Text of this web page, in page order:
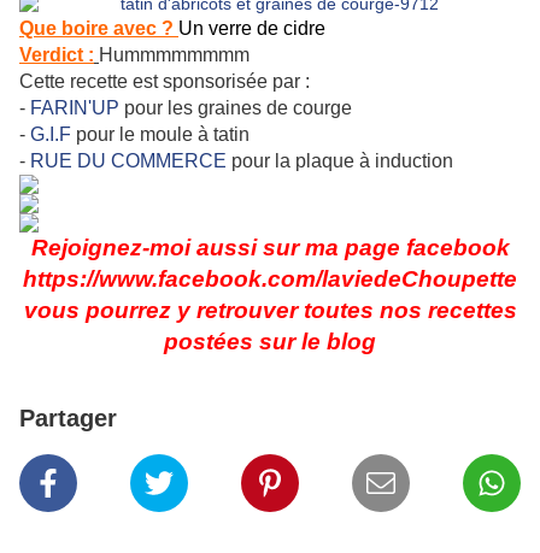
Que boire avec ? Un verre de cidre
Verdict : Hummmmmmmm
Cette recette est sponsorisée par :
- FARIN'UP pour les graines de courge
- G.I.F pour le moule à tatin
- RUE DU COMMERCE pour la plaque à induction
Rejoignez-moi aussi sur ma page facebook
https://www.facebook.com/laviedeChoupette
vous pourrez y retrouver toutes nos recettes
postées sur le blog
Partager